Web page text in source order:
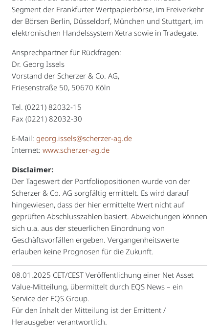
Segment der Frankfurter Wertpapierbörse, im Freiverkehr
der Börsen Berlin, Düsseldorf, München und Stuttgart, im
elektronischen Handelssystem Xetra sowie in Tradegate.
Ansprechpartner für Rückfragen:
Dr. Georg Issels
Vorstand der Scherzer & Co. AG,
Friesenstraße 50, 50670 Köln
Tel. (0221) 82032-15
Fax (0221) 82032-30
E-Mail: georg.issels@scherzer-ag.de
Internet: www.scherzer-ag.de
Disclaimer:
Der Tageswert der Portfoliopositionen wurde von der
Scherzer & Co. AG sorgfältig ermittelt. Es wird darauf
hingewiesen, dass der hier ermittelte Wert nicht auf
geprüften Abschlusszahlen basiert. Abweichungen können
sich u.a. aus der steuerlichen Einordnung von
Geschäftsvorfällen ergeben. Vergangenheitswerte
erlauben keine Prognosen für die Zukunft.
08.01.2025 CET/CEST Veröffentlichung einer Net Asset
Value-Mitteilung, übermittelt durch EQS News – ein
Service der EQS Group.
Für den Inhalt der Mitteilung ist der Emittent /
Herausgeber verantwortlich.